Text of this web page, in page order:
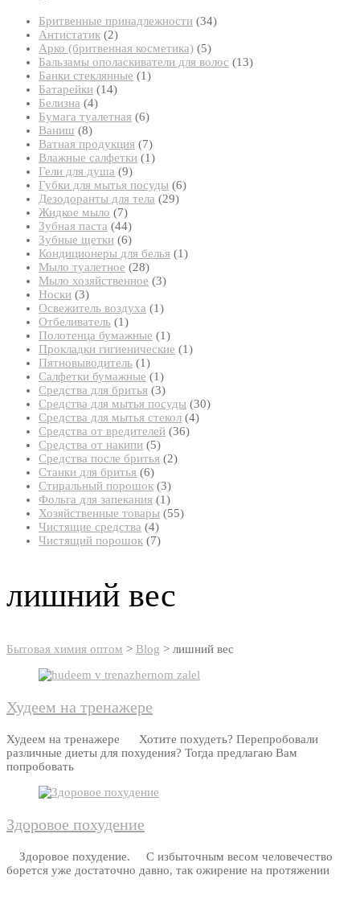
Бритвенные принадлежности 3434
Антистатик 22
товара
Арко (бритвенная косметика) 55
товаров
Бальзамы ополаскиватели для волос 1313
Банки стеклянные 11
Батарейки 1414
Белизна 44
товара
Бумага туалетная 66
Ваниш 88
товаров
Ватная продукция 77
товаров
Влажные салфетки 11
Гели для душа 99
товаров
Губки для мытья посуды 66
Дезодоранты для тела 2929
Жидкое мыло 77
товаров
Зубная паста 4444
товара
Зубные щетки 66
товаров
Кондиционеры для белья 11
Мыло туалетное 2828
товаров
Мыло хозяйственное 33
Носки 33
товара
Освежитель воздуха 11
Отбеливатель 11
товар
Полотенца бумажные 11
товар
Прокладки гигиенические 11
Пятновыводитель 11
товар
Салфетки бумажные 11
товар
Средства для бритья 33
товара
Средства для мытья посуды 3030
Средства для мытья стекол 44
Средства от вредителей 3636
Средства от накипи 55
товаров
Средства после бритья 22
Станки для бритья 66
товаров
Стиральный порошок 33
товара
Фольга для запекания 11
товар
Хозяйственные товары 5555
Чистящие средства 44
товара
Чистящий порошок 77
лишний вес
Бытовая химия оптом > Blog > лишний вес
Худеем на тренажере
Худеем на тренажере Хотите похудеть? Перепробовали
различные диеты для похудения? Тогда предлагаю Вам
попробовать
Здоровое похудение
Здоровое похудение. С избыточным весом человечество
борется уже достаточно давно, так ожирение на протяжении